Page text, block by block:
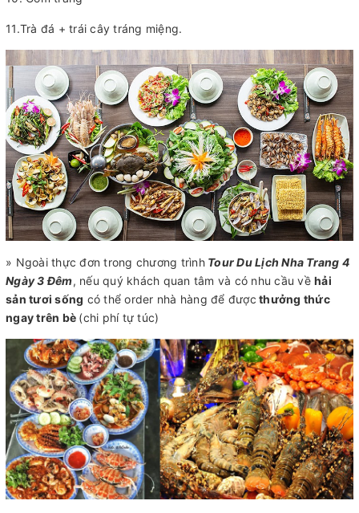
11.Trà đá + trái cây tráng miệng.
» Ngoài thực đơn trong chương trình Tour Du Lịch Nha Trang 4
Ngày 3 Đêm, nếu quý khách quan tâm và có nhu cầu về hải
sản tươi sống có thể order nhà hàng để được thưởng thức
ngay trên bè (chi phí tự túc)